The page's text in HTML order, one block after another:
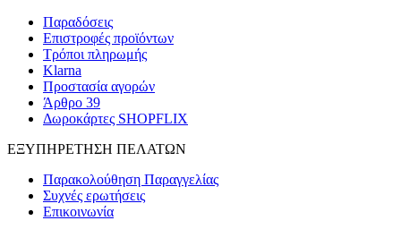
Παραδόσεις
Επιστροφές προϊόντων
Τρόποι πληρωμής
Klarna
Προστασία αγορών
Άρθρο 39
Δωροκάρτες SHOPFLIX
ΕΞΥΠΗΡΕΤΗΣΗ ΠΕΛΑΤΩΝ
Παρακολούθηση Παραγγελίας
Συχνές ερωτήσεις
Επικοινωνία